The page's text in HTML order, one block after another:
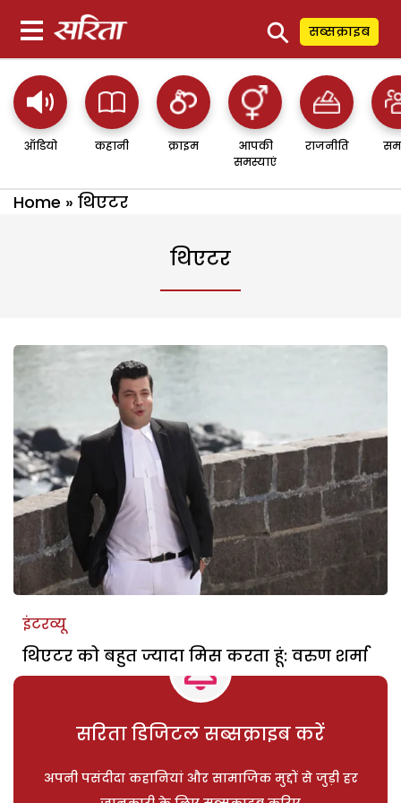
⚲ सब्सक्राइब
ऑडियो कहानी क्राइम
आपकी
समस्याएं
राजनीति
Home » थिएटर
थिएटर
इंटरव्यू
थिएटर को बहुत ज्यादा मिस करता हूं: वरुण शर्मा
सरिता डिजिटल सब्सक्राइब करें
अपनी पसंदीदा कहानियां और सामाजिक मुद्दों से जुड़ी हर